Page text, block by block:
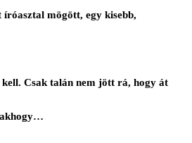
mögött, egy kisebb,
kell. Csak talán nem jött rá, hogy át